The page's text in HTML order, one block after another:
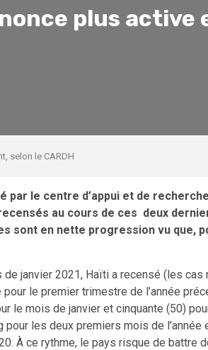
plus active
selon le CARDH
par le centre d’appui et de
au cours de ces deux
sont en nette progression vu que,
janvier 2021, Haïti a recensé (les
le premier trimestre de l’année
le mois de janvier et cinquante (50)
pour les deux premiers mois de
À ce rythme, le pays risque de battre